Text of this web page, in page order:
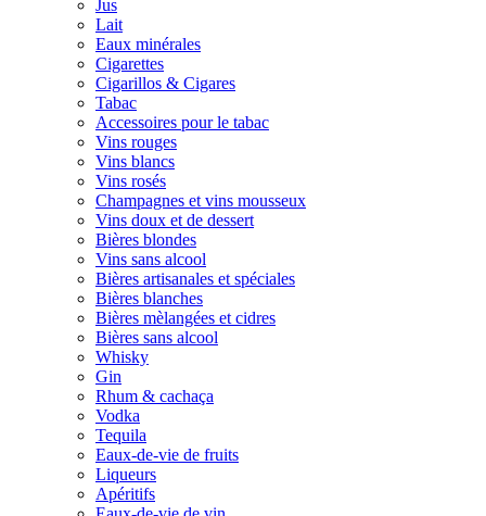
Jus
Lait
Eaux minérales
Cigarettes
Cigarillos & Cigares
Tabac
Accessoires pour le tabac
Vins rouges
Vins blancs
Vins rosés
Champagnes et vins mousseux
Vins doux et de dessert
Bières blondes
Vins sans alcool
Bières artisanales et spéciales
Bières blanches
Bières mèlangées et cidres
Bières sans alcool
Whisky
Gin
Rhum & cachaça
Vodka
Tequila
Eaux-de-vie de fruits
Liqueurs
Apéritifs